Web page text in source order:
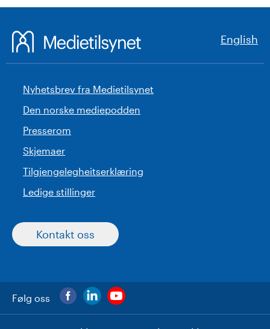
English
Nyhetsbrev fra Medietilsynet
Den norske mediepodden
Presserom
Skjemaer
Tilgjengelegheitserklæring
Ledige stillinger
Kontakt oss
Følg oss